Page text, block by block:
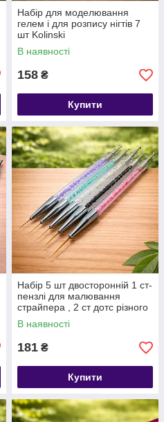
Набір для моделювання
гелем і для розпису нігтів 7
шт Kolinski
В наявності
158 ₴
Купити
Набір 5 шт двосторонній 1 ст-
пензлі для малювання
страйпера , 2 ст дотс різного
розміру.
В наявності
181 ₴
Купити